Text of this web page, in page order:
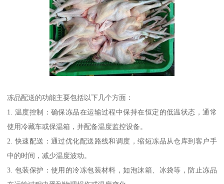
冻品配送的功能主要包括以下几个方面：
1. 温度控制：确保冻品在运输过程中保持在恒定的低温状态，通常
使用冷藏车或保温箱，并配备温度监控设备。
2. 快速配送：通过优化配送路线和调度，缩短冻品从仓库到客户手
中的时间，减少温度波动。
3. 包装保护：使用的冷冻包装材料，如泡沫箱、冰袋等，防止冻品